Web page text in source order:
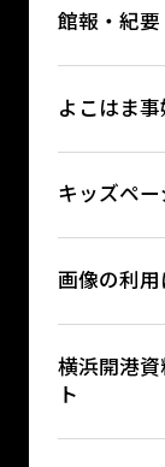
館報・紀要
よこはま
キッズペー
画像の利用
横浜開港
ト